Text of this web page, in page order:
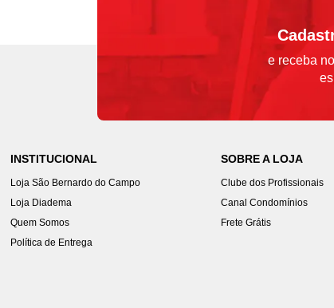
e receba
INSTITUCIONAL
Loja São Bernardo do Campo
Loja Diadema
Quem Somos
Política de Entrega
SOBRE A LOJA
Clube dos Profissionais
Canal Condomínios
Frete Grátis